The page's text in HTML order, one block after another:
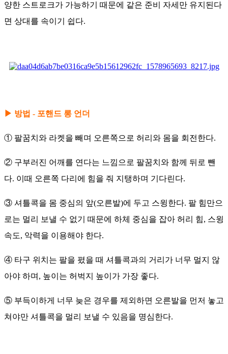
양한 스트로크가 가능하기 때문에 같은 준비 자세만 유지된다
면 상대를 속이기 쉽다.
▶ 방법 - 포핸드 롱 언더
① 팔꿈치와 라켓을 빼며 오른쪽으로 허리와 몸을 회전한다.
② 구부러진 어깨를 연다는 느낌으로 팔꿈치와 함께 뒤로 뺀
다. 이때 오른쪽 다리에 힘을 줘 지탱하며 기다린다.
③ 셔틀콕을 몸 중심의 앞(오른발)에 두고 스윙한다. 팔 힘만으
로는 멀리 보낼 수 없기 때문에 하체 중심을 잡아 허리 힘, 스윙
속도, 악력을 이용해야 한다.
④ 타구 위치는 팔을 폈을 때 셔틀콕과의 거리가 너무 멀지 않
아야 하며, 높이는 허벅지 높이가 가장 좋다.
⑤ 부득이하게 너무 늦은 경우를 제외하면 오른발을 먼저 놓고
쳐야만 셔틀콕을 멀리 보낼 수 있음을 명심한다.